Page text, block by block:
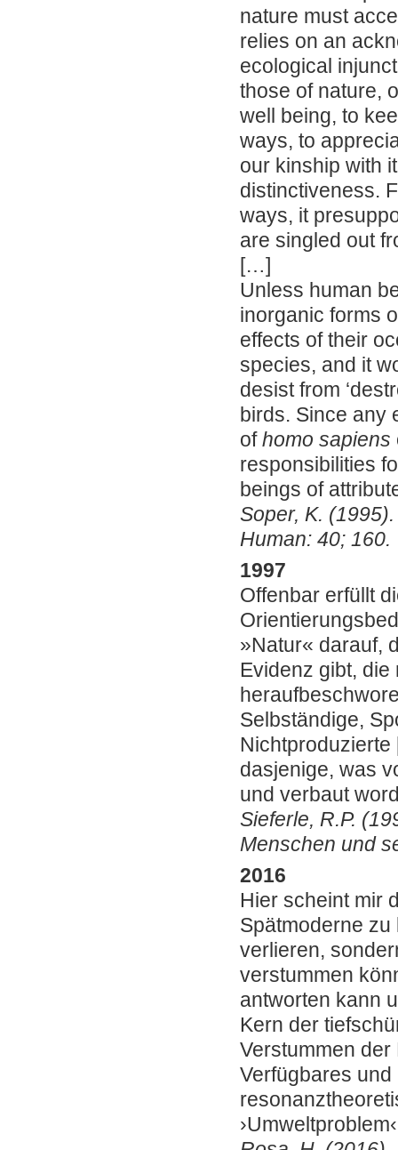
nature must
relies on an
ecological
those of nature,
well being, to
ways, to
our kinship with
distinctiveness.
ways, it
are singled out
[…]
Unless human
inorganic forms
effects of their
species, and it
desist from
birds. Since any
of homo sapiens
responsibilities
beings of
Soper, K.
Human: 40; 160.
1997
Offenbar erfüllt di
»Natur« darauf,
Evidenz gibt,
Selbständige,
dasjenige, was
und verbaut
Sieferle, R.P.
Menschen und
2016
Hier scheint mir
Spätmoderne
verlieren,
verstummen
antworten kann
Kern der
Verstummen
Verfügbares